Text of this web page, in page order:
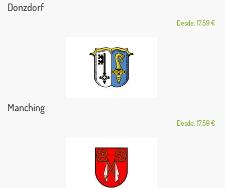
Donzdorf
Desde: 17,59 €
Manching
Desde: 17,59 €